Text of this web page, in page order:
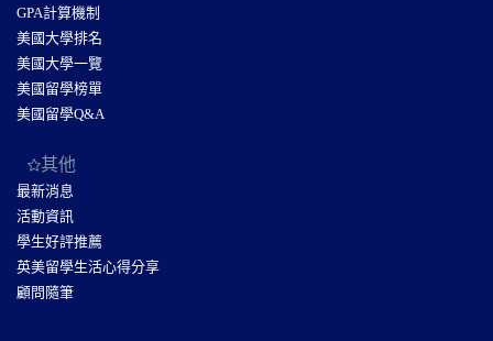
GPA計算機制
美國大學排名
美國大學一覽
美國留學榜單
美國留學Q&A
其他
最新消息
活動資訊
學生好評推薦
英美留學生活心得分享
顧問隨筆